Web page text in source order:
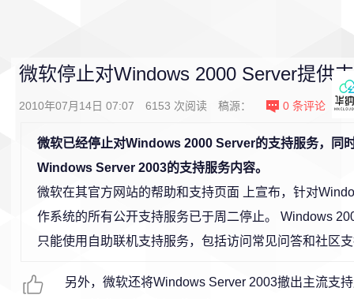
微软停止对Windows 2000 Server提供
2010年07月14日 07:07 6153 次阅读 稿源： 0 条评论
微软已经停止对Windows 2000 Server的支持服务，同
Windows Server 2003的支持服务内容。
微软在其官方网站的帮助和支持页面 上宣布，针对
作系统的所有公开支持服务已于周二停止。 Windows
只能使用自助联机支持服务，包括访问常见问答和社区
另外，微软还将Windows Server 2003撤出主流支